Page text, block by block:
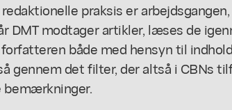
praksis er
DMT modtager artikler, læses de
både med hensyn til
gennem det filter, der altså i CBNs
bemærkninger.